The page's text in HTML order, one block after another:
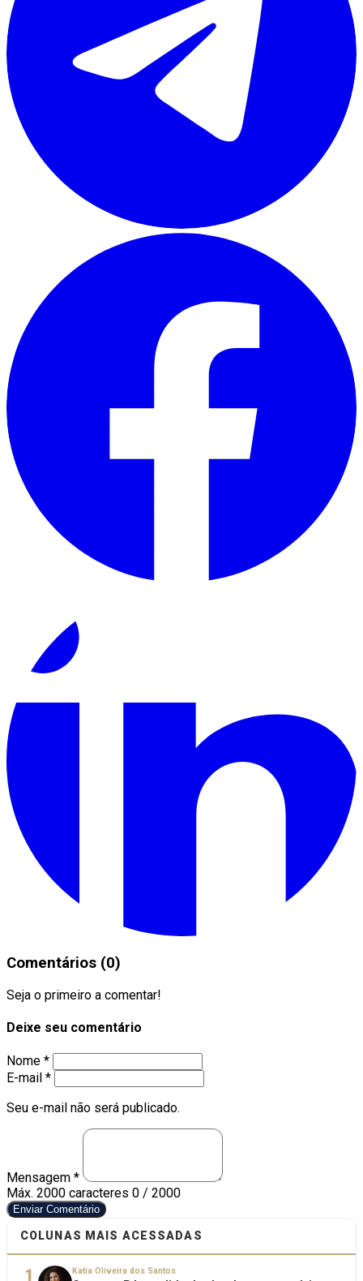
Comentários (0)
Seja o primeiro a comentar!
Deixe seu comentário
Nome *
E-mail *
Seu e-mail não será publicado.
Mensagem *
Máx. 2000 caracteres 0 / 2000
Enviar Comentário
COLUNAS MAIS ACESSADAS
1 Katia Oliveira dos Santos